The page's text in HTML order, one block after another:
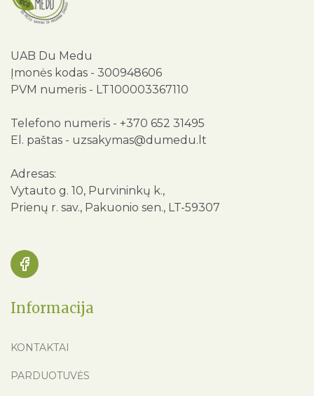
UAB Du Medu
Įmonės kodas - 300948606
PVM numeris - LT100003367110
Telefono numeris - +370 652 31495
El. paštas - uzsakymas@dumedu.lt
Adresas:
Vytauto g. 10, Purvininkų k.,
Prienų r. sav., Pakuonio sen., LT-59307
Informacija
KONTAKTAI
PARDUOTUVĖS